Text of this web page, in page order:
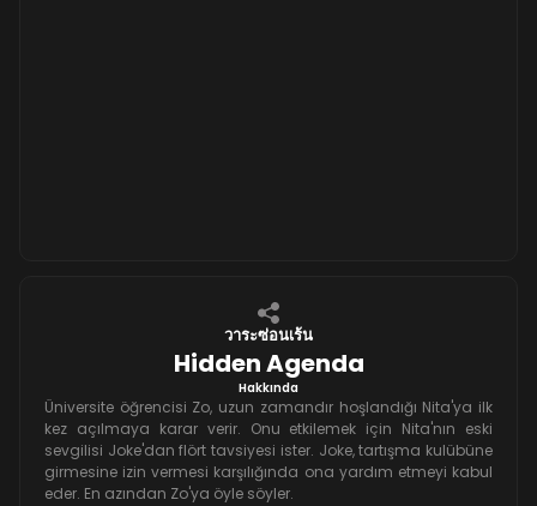
Hidden Agenda
วาระซ่อนเร้น
Hakkında
Üniversite öğrencisi Zo, uzun zamandır hoşlandığı Nita'ya ilk
kez açılmaya karar verir. Onu etkilemek için Nita'nın eski
sevgilisi Joke'dan flört tavsiyesi ister. Joke, tartışma kulübüne
girmesine izin vermesi karşılığında ona yardım etmeyi kabul
eder. En azından Zo'ya öyle söyler.